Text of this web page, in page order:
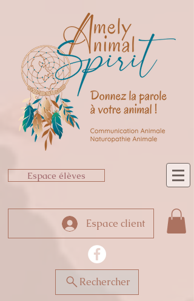
Espace élèves
Espace client
Rechercher